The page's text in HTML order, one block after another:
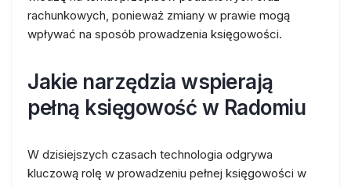
rachunkowych, ponieważ zmiany w prawie mogą
wpływać na sposób prowadzenia księgowości.
Jakie narzędzia wspierają
pełną księgowość w Radomiu
W dzisiejszych czasach technologia odgrywa
kluczową rolę w prowadzeniu pełnej księgowości w